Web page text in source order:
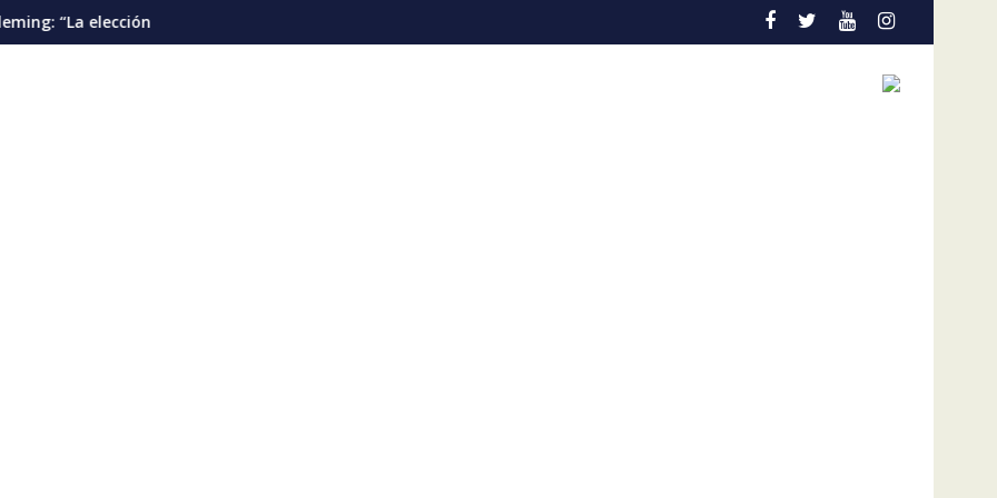
debería pautarse para diciembre de 2028”
Cáncer de pulmón en Venezuela: la detección temprana es la gran aliada para salvar vidas